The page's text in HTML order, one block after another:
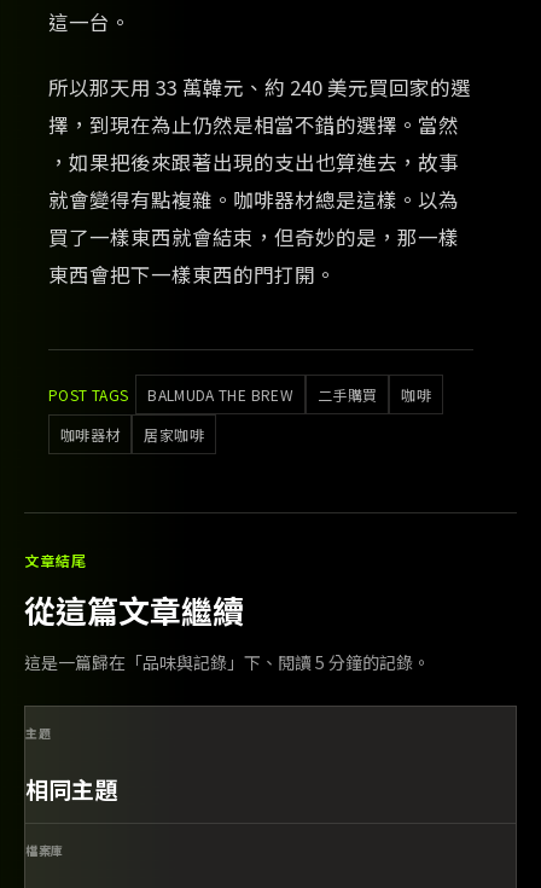
這一台。
所以那天用 33 萬韓元、約 240 美元買回家的選
擇，到現在為止仍然是相當不錯的選擇。當然
，如果把後來跟著出現的支出也算進去，故事
就會變得有點複雜。咖啡器材總是這樣。以為
買了一樣東西就會結束，但奇妙的是，那一樣
東西會把下一樣東西的門打開。
POST TAGS BALMUDA THE BREW 二手購買
咖啡
咖啡器材
居家咖啡
文章結尾
從這篇文章繼續
這是一篇歸在「品味與記錄」下、閱讀 5 分鐘的記錄。
主題
相同主題
檔案庫